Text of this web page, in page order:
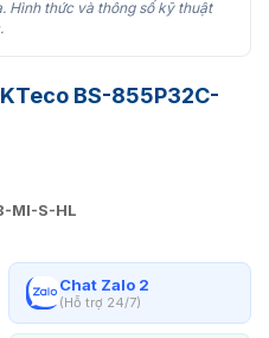
Hình thức và thông số kỹ thuật
BS-855P32C-
MI-S-HL
Chat Zalo 2
(Hỗ trợ 24/7)